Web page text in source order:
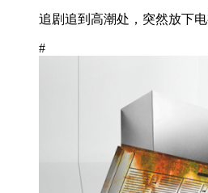
追剧追到高潮处，突然放下
#